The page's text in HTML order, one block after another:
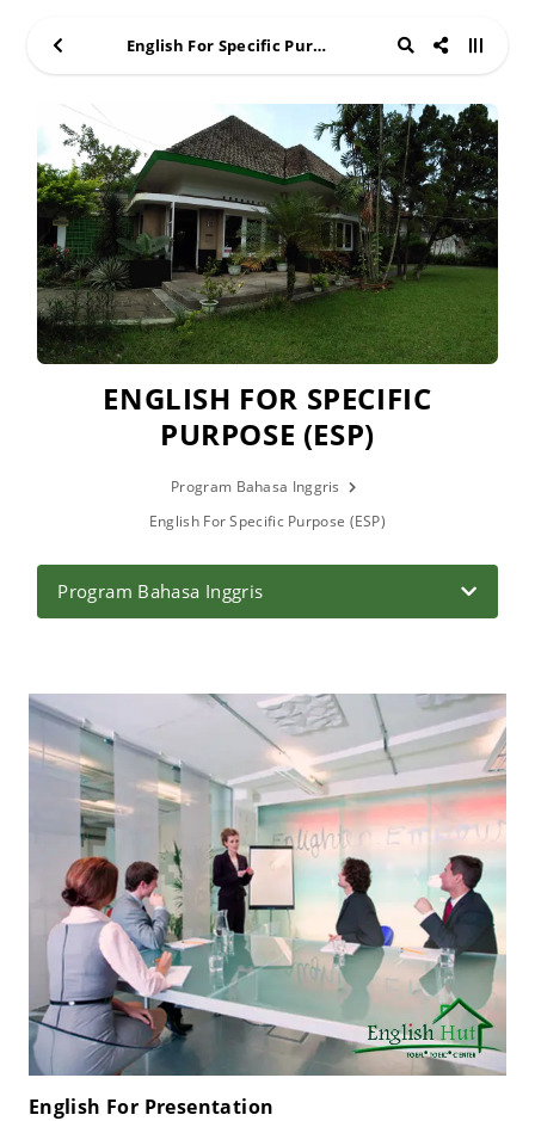
English For Specific Purpose (ESP)
ENGLISH FOR SPECIFIC
PURPOSE (ESP)
Program Bahasa Inggris
English For Specific Purpose (ESP)
Program Bahasa Inggris
English For Presentation